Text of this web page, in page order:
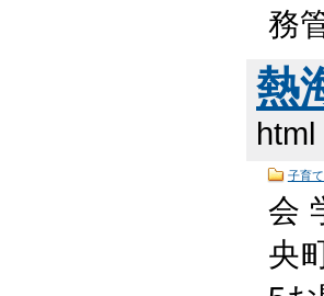
務
熱
html
子育
会
央